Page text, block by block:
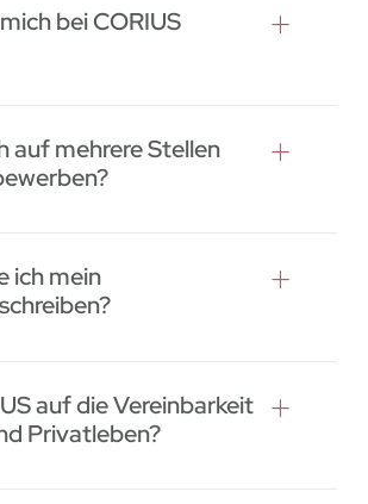
bei CORIUS
auf mehrere Stellen
ich mein
auf die Vereinbarkeit
Privatleben?